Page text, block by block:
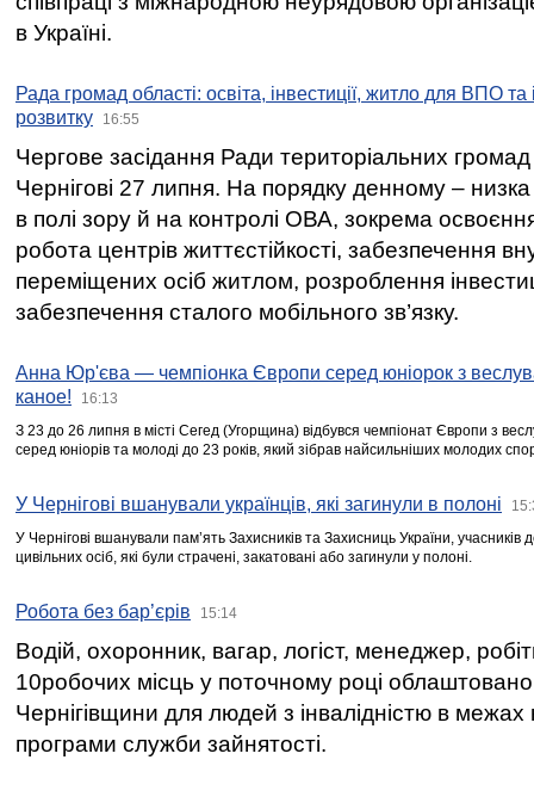
в Україні.
Рада громад області: освіта, інвестиції, житло для ВПО
розвитку
16:55
Чергове засідання Ради територіальних громад
Чернігові 27 липня. На порядку денному –
в полі зору й на контролі ОВА, зокрема освоєння
робота центрів життєстійкості, забезпечення
переміщених осіб житлом, розроблення
забезпечення сталого мобільного зв’язку.
Анна Юр'єва — чемпіонка Європи серед юніорок з
каное!
16:13
З 23 до 26 липня в місті Сегед (Угорщина) відбувся чемпіонат Європи з
серед юніорів та молоді до 23 років, який зібрав найсильніших молодих
У Чернігові вшанували українців, які загинули в полоні
У Чернігові вшанували пам’ять Захисників та Захисниць України,
цивільних осіб, які були страчені, закатовані або загинули у полоні.
Робота без бар’єрів 15:14
Водій, охоронник, вагар, логіст, менеджер,
10робочих місць у поточному році
Чернігівщини для людей з інвалідністю в межах
програми служби зайнятості.